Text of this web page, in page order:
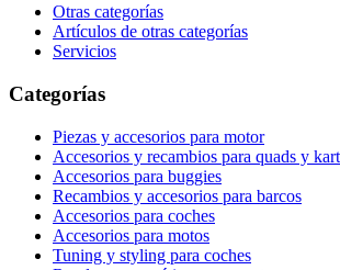
Otras categorías
Artículos de otras categorías
Servicios
Categorías
Piezas y accesorios para motor
Accesorios y recambios para quads y
Accesorios para buggies
Recambios y accesorios para barcos
Accesorios para coches
Accesorios para motos
Tuning y styling para coches